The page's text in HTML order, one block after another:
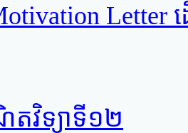
Letter
វិទ្យាទី១២